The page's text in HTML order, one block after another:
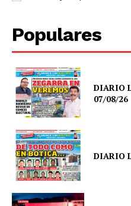
Populares
DIARIO
07/08/26
DIARIO